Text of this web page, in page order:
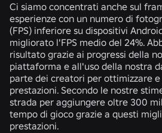
Ci siamo concentrati anche sul
esperienze con un numero di
(FPS) inferiore su dispositivi
migliorato l'FPS medio del 24%.
risultato grazie ai progressi della
piattaforma e all'uso della nostra
parte dei creatori per ottimizzare
prestazioni. Secondo le nostre
strada per aggiungere oltre 300
tempo di gioco grazie a questi
prestazioni.